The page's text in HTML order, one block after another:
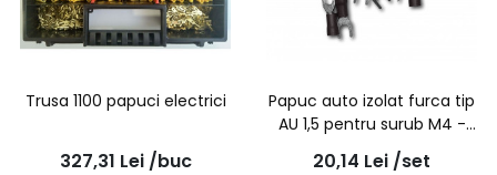
Trusa 1100 papuci electrici
327,31 Lei /buc
Papuc auto izolat furca tip
AU 1,5 pentru surub M4 -
100buc/set
20,14 Lei /set